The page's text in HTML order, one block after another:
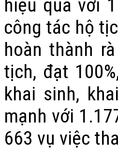
hiệu quả với
công tác hộ
hoàn thành
tịch, đạt
khai sinh,
mạnh với
663 vụ việc